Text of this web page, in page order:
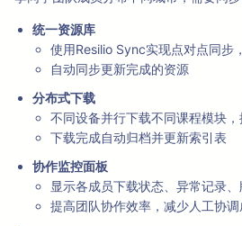
统一资源库
使用Resilio Sync实现点对点同步
自动同步更新完成的资源
分布式下载
不同设备并行下载不同课程模块
下载完成自动归档并更新索引表
协作监控面板
显示各成员下载状态、异常记录
提高团队协作效率，减少人工协调